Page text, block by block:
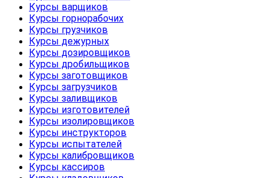
Курсы варщиков
Курсы горнорабочих
Курсы грузчиков
Курсы дежурных
Курсы дозировщиков
Курсы дробильщиков
Курсы заготовщиков
Курсы загрузчиков
Курсы заливщиков
Курсы изготовителей
Курсы изолировщиков
Курсы инструкторов
Курсы испытателей
Курсы калибровщиков
Курсы кассиров